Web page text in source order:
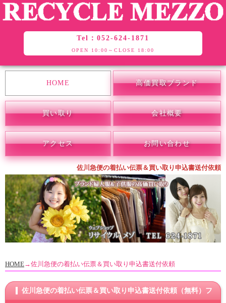
Tel：052-624-1871
OPEN 10:00～CLOSE 18:00
HOME 高価買取ブランド
買い取り 会社概要
アクセス お問い合わせ
佐川急便の着払い伝票＆買い取り申込書送付依頼
HOME→佐川急便の着払い伝票＆買い取り申込書送付依頼
佐川急便の着払い伝票＆買い取り申込書送付依頼（無料）フ